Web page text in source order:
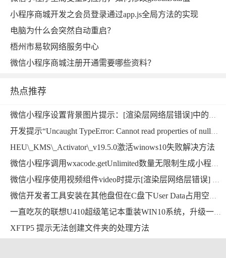
小程序商城开发之会员登录通过app.js全局方法的实现
电脑为什么会突然自动重启？
梧州市易软网络服务中心
微信小程序商城注册开通需要哪些资料？
热点推荐
微信小程序设置背景图片提示：[渲染层网络层错误]中的本地资源图片无法通过 WXSS 获取，可以使用网络图片，或者 base64，或者使用＜image/＞标签。
开发提示“Uncaught TypeError: Cannot read properties of null”错误的解决方法
HEU\_KMS\_Activator\_v19.5.0激活winows10失败解决方法
微信小程序调用wxacode.getUnlimited数量无限制生成小程序码功能开发完整版
微信小程序使用视频组件video时提示[渲染层网络层错误] Failed to load media错误的解决方法
微信开发者工具安装在其他盘但在C盘下User Data占用空间超大，能删掉吗？用mklink提示当文件已存在时，无法创建该文件
一直吃灰的联想U410超级笔记本重装WIN10系统，升级一下硬件继续战斗
XFTP5 提示无法创建文件夹的处理方法